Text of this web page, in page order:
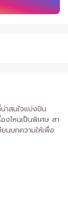
าสนใจแบ่งปัน
องไหนเป็นพิเศษ สา
ยนบทความให้เพื่อ